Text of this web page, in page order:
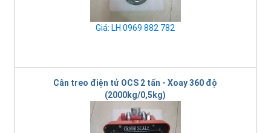
Giá: LH 0969 882 782
Cân treo điện tử OCS 2 tấn - Xoay 360 độ
(2000kg/0,5kg)